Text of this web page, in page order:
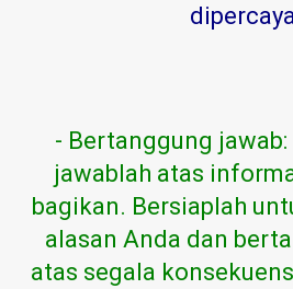
- Bertanggung
jawablah atas
bagikan. Bersiaplah
alasan Anda dan
atas segala